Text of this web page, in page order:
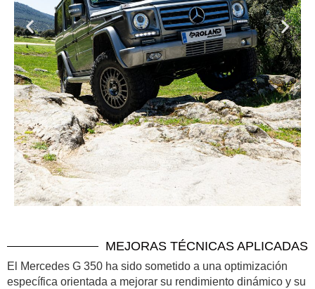
MEJORAS TÉCNICAS APLICADAS
El Mercedes G 350 ha sido sometido a una optimización
específica orientada a mejorar su rendimiento dinámico y su